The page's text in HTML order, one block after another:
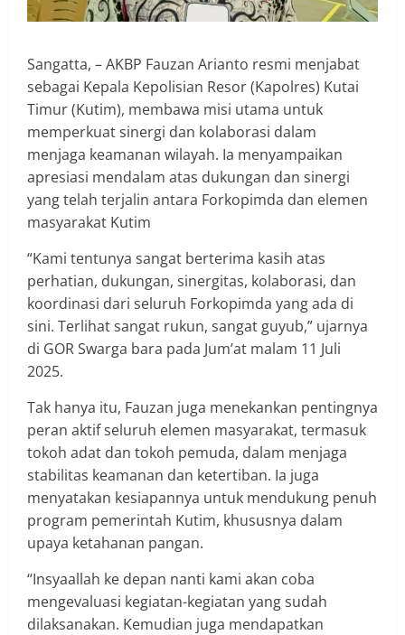
Sangatta, – AKBP Fauzan Arianto resmi menjabat
sebagai Kepala Kepolisian Resor (Kapolres) Kutai
Timur (Kutim), membawa misi utama untuk
memperkuat sinergi dan kolaborasi dalam
menjaga keamanan wilayah. Ia menyampaikan
apresiasi mendalam atas dukungan dan sinergi
yang telah terjalin antara Forkopimda dan elemen
masyarakat Kutim
“Kami tentunya sangat berterima kasih atas
perhatian, dukungan, sinergitas, kolaborasi, dan
koordinasi dari seluruh Forkopimda yang ada di
sini. Terlihat sangat rukun, sangat guyub,” ujarnya
di GOR Swarga bara pada Jum’at malam 11 Juli
2025.
Tak hanya itu, Fauzan juga menekankan pentingnya
peran aktif seluruh elemen masyarakat, termasuk
tokoh adat dan tokoh pemuda, dalam menjaga
stabilitas keamanan dan ketertiban. Ia juga
menyatakan kesiapannya untuk mendukung penuh
program pemerintah Kutim, khususnya dalam
upaya ketahanan pangan.
“Insyaallah ke depan nanti kami akan coba
mengevaluasi kegiatan-kegiatan yang sudah
dilaksanakan. Kemudian juga mendapatkan